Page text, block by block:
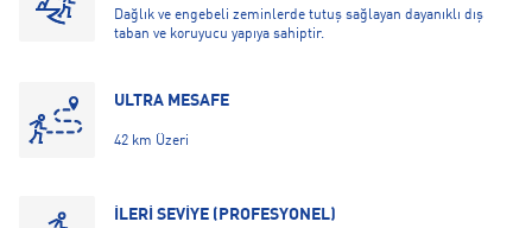
Dağlık ve engebeli zeminlerde tutuş sağlayan dayanıklı dış
taban ve koruyucu yapıya sahiptir.
ULTRA MESAFE
42 km Üzeri
İLERİ SEVİYE (PROFESYONEL)